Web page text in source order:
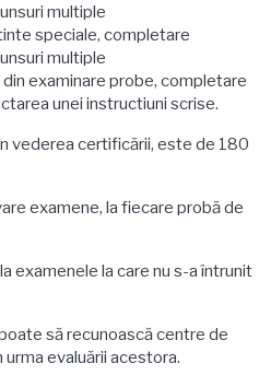
multiple
speciale, completare
multiple
examinare probe, completare
unei instructiuni scrise.
vederea certificării, este de 180
examene, la fiecare probă de
examenele la care nu s-a întrunit
să recunoască centre de
urma evaluării acestora.